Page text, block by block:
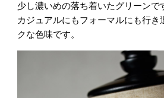
少し濃いめの落ち着いたグリーンで
カジュアルにもフォーマルにも行き
クな色味です。